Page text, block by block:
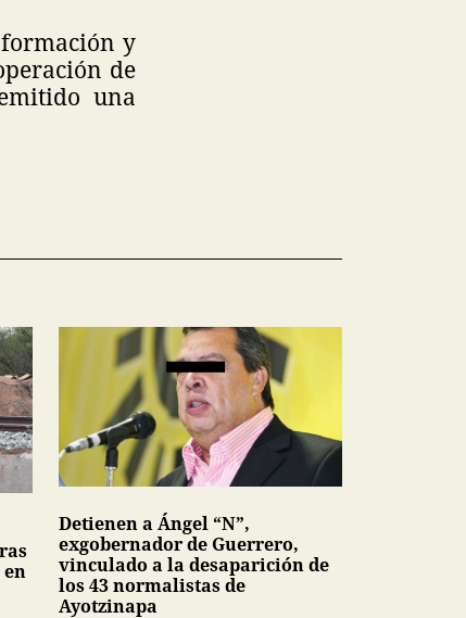
y
de
una
en
Detienen a Ángel “N”,
exgobernador de Guerrero,
vinculado a la desaparición de
los 43 normalistas de
Ayotzinapa